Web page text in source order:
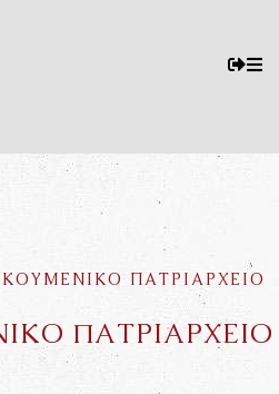
ΠΑΤΡΙΑΡΧΕΙΟ
ΠΑΤΡΙΑΡΧΕΙΟ